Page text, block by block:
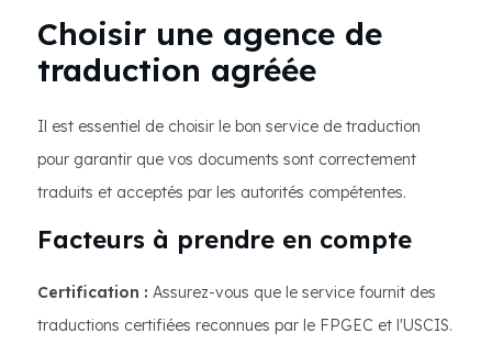
Choisir une agence de
traduction agréée
Il est essentiel de choisir le bon service de traduction
pour garantir que vos documents sont correctement
traduits et acceptés par les autorités compétentes.
Facteurs à prendre en compte
Certification : Assurez-vous que le service fournit des
traductions certifiées reconnues par le FPGEC et l'USCIS.